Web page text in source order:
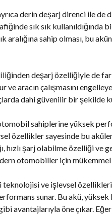
derin deşarj direnci ile de
sık sık kullanıldığında
aralığına sahip olması, bu
deşarj özelliğiyle de
ve aracın çalışmasını
dahi güvenilir bir şekilde
sahiplerine yüksek
özellikler sayesinde bu
hızlı şarj olabilme özelliği ve
otomobiller için
teknolojisi ve işlevsel
sunar. Bu akü,
avantajlarıyla öne çıkar.